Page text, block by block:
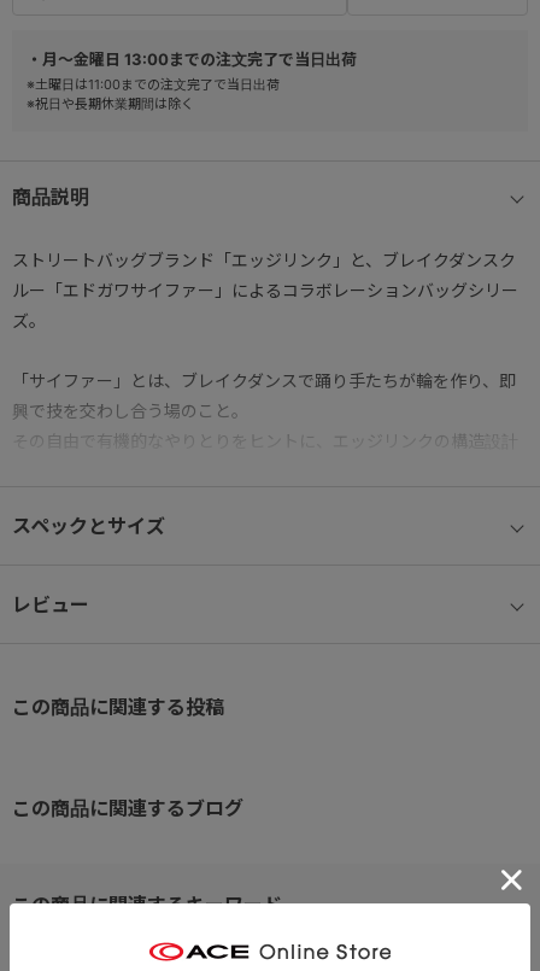
・月～金曜日 13:00までの注文完了で当日出荷
※土曜日は11:00までの注文完了で当日出荷
※祝日や長期休業期間は除く
商品説明
ストリートバッグブランド「エッジリンク」と、ブレイクダンスク
ルー「エドガワサイファー」によるコラボレーションバッグシリー
ズ。
「サイファー」とは、ブレイクダンスで踊り手たちが輪を作り、即
興で技を交わし合う場のこと。
その自由で有機的なやりとりをヒントに、エッジリンクの構造設計
スマートフォンと財布を収めるのにちょうどよい、すっきりとした
マチを抑えたスリムなシルエットながら、開口部は大きく開き、取
紐の長さを調整でき、肩掛けや斜め掛けなど持ち方に合わせてフィ
● リフレクター
● 内装メッシュポケット
どの小物を仕分けしやすく、必要なものへスムーズにアクセスでき
スペックとサイズ
レビュー
この商品に関連する投稿
この商品に関連するブログ